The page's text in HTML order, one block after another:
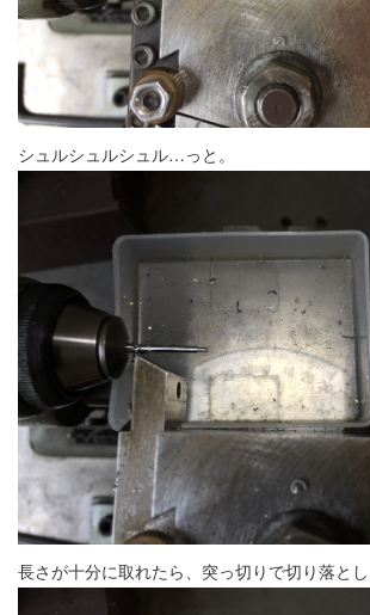
シュルシュルシュル…っと。
長さが十分に取れたら、突っ切りで切り落とし